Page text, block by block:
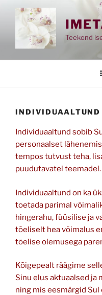
Teekond
INDIVIDUAALTUND
Individuaaltund sobib
personaalset
tempos tutvust teha,
puudutavatel teemadel.
Individuaaltund on ka
toetada parimal
hingerahu, füüsilise ja
tõeliselt hea võimalus
tõelise olemusega
Kõigepealt räägime
Sinu elus aktuaalsed ja
ning mis eesmärgid Sul